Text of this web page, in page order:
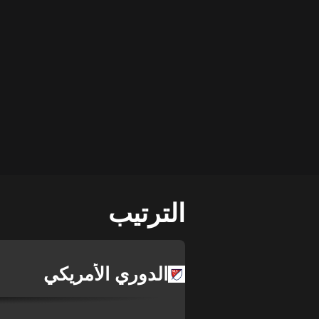
الترتيب
الدوري الأمريكي